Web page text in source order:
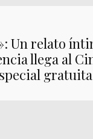
Un relato
llega al
gratuita